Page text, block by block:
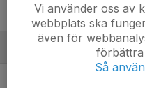
89. Ludwig Bergstrand
Vi använder oss av
webbplats ska
även för
förbättra
Så